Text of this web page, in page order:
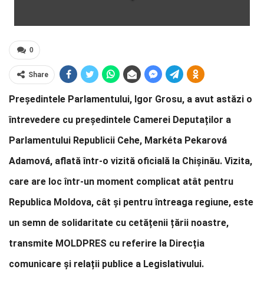
0
Share
Președintele Parlamentului, Igor Grosu, a avut astăzi o
întrevedere cu președintele Camerei Deputaților a
Parlamentului Republicii Cehe, Markéta Pekarová
Adamová, aflată într-o vizită oficială la Chișinău. Vizita,
care are loc într-un moment complicat atât pentru
Republica Moldova, cât și pentru întreaga regiune, este
un semn de solidaritate cu cetățenii țării noastre,
transmite MOLDPRES cu referire la Direcția
comunicare și relații publice a Legislativului.